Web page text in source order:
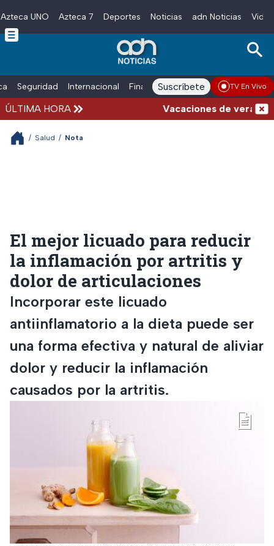
Skip to main content
Azteca UNO Azteca 7 Deportes Noticias adn Noticias
Seguridad Internacional Finanzas adn Noticias Radio
Suscríbete TV En Vivo
ÚLTIMA HORA Vacaciones de verano
/ Salud / Nota
El mejor licuado para reducir
la inflamación por artritis y
dolor de articulaciones
Incorporar este licuado
antiinflamatorio a la dieta puede ser
una forma efectiva y natural de aliviar
dolor y reducir la inflamación
causados por la artritis.